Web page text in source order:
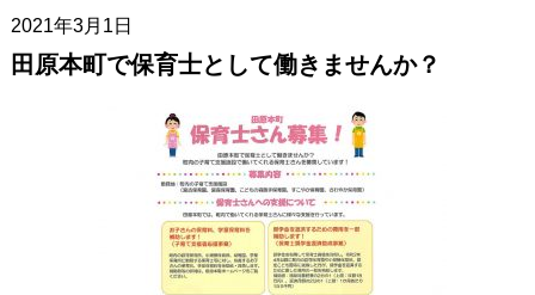
2021年3月1日
田原本町で保育士として働きませんか？